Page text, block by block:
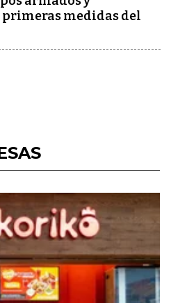
primeras medidas del